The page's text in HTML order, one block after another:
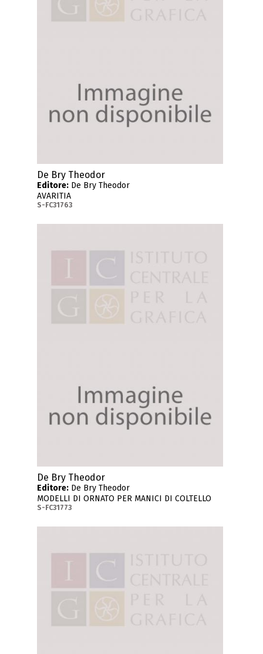
De Bry Theodor
Editore: De Bry Theodor
AVARITIA
S-FC31763
De Bry Theodor
Editore: De Bry Theodor
MODELLI DI ORNATO PER MANICI DI COLTELLO
S-FC31773